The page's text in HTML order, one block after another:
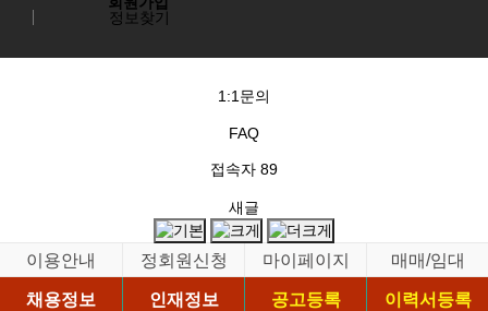
정보찾기
1:1문의
FAQ
접속자 89
새글
이용안내 정회원신청 마이페이지
매매/임대
채용정보
인재정보 공고등록
이력서등록